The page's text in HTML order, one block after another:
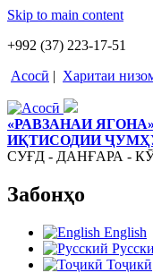
Skip to main content
+992 (37) 223-17-51
Асосӣ | Харитаи
«РАВЗАНАИ
ИҚТИСОДИИ
СУҒД - ДАНҒАРА -
Забонҳо
English
Тоҷикӣ